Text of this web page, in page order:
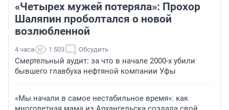
«Четырех мужей потеряла»: Прохор
Шаляпин проболтался о новой
возлюбленной
4 часа 1 503 Обсудить
Смертельный аудит: за что в начале 2000-х убили
бывшего главбуха нефтяной компании Уфы
«Мы начали в самое нестабильное время»: как